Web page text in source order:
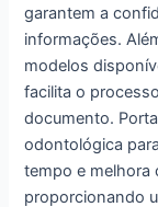
garantem a
informações.
modelos
facilita o
documento.
odontológica
tempo e melhora
proporcionando